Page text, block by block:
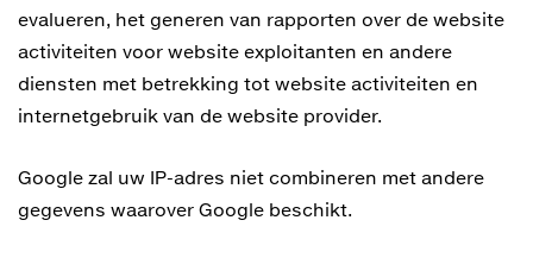
evalueren, het generen van rapporten over de website
activiteiten voor website exploitanten en andere
diensten met betrekking tot website activiteiten en
internetgebruik van de website provider.
Google zal uw IP-adres niet combineren met andere
gegevens waarover Google beschikt.